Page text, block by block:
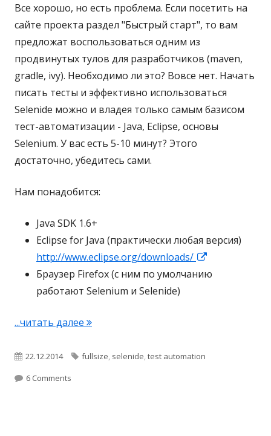
с
я
в
н
о
в
о
м
о
к
е
в
а
е
т
с
я
в
н
о
н
е
Все хорошо, но есть проблема. Если посетить на
сайте проекта раздел "Быстрый старт", то вам
предложат воспользоваться одним из
продвинутых тулов для разработчиков (maven,
gradle, ivy). Необходимо ли это? Вовсе нет. Начать
писать тесты и эффективно использоваться
Selenide можно и владея только самым базисом
тест-автоматизации - Java, Eclipse, основы
Selenium. У вас есть 5-10 минут? Этого
достаточно, убедитесь сами.
Нам понадобится:
Java SDK 1.6+
Eclipse for Java (практически любая версия)
http://www.eclipse.org/downloads/
т
Браузер Firefox (с ним по умолчанию
работают Selenium и Selenide)
...читать далее S
l
О
п
22.12.2014
Т
fullsize, selenide,test automation
6 Comments